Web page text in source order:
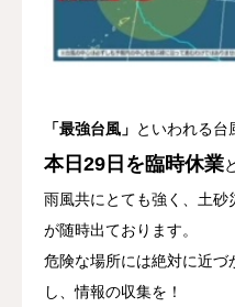
「最強台風」 といわれる台
本日29日を臨時休業
雨風共にとても強く、土砂
が随時出ております。
危険な場所には絶対に近
し、情報の収集を！
採用情報